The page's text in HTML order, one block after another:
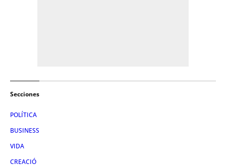
Secciones
POLÍTICA
BUSINESS
VIDA
CREACIÓ